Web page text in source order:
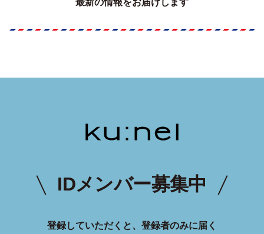
IDメンバー募集中
登録していただくと、登録者のみに届く